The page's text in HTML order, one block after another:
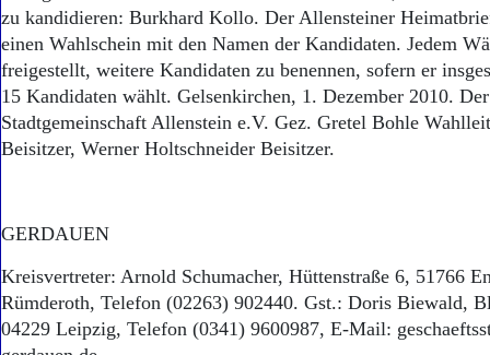
zu kandidieren: Burkhard Kollo. Der Allensteiner
einen Wahlschein mit den Namen der Kandidaten. Jedem
freigestellt, weitere Kandidaten zu benennen, sofern er
15 Kandidaten wählt. Gelsenkirchen, 1. Dezember 2010.
Stadtgemeinschaft Allenstein e.V. Gez. Gretel Bohle
Beisitzer, Werner Holtschneider Beisitzer.
GERDAUEN
Kreisvertreter: Arnold Schumacher, Hüttenstraße 6, 51766
Rümderoth, Telefon (02263) 902440. Gst.: Doris Biewald,
04229 Leipzig, Telefon (0341) 9600987, E-Mail: